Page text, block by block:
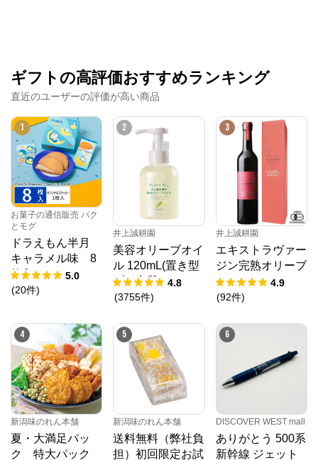
ギフトの高評価おすすめランキング
直近のユーザーの評価が高い商品
1
お菓子の通信販売 パク
とモグ
ドラえもん半月
キャラメル味 8
枚入
5.0
(20件)
2
井上誠耕園
美容オリーブオイ
ル 120mL(置き型
プラ容器) 4.8
(3755件)
3
井上誠耕園
エキストラヴァー
ジン完熟オリーブ
オイル 450g4.9
(92件)
4
新潟味のれん本舗
夏・大満足パッ
ク 特大パック
5
新潟味のれん本舗
送料無料（弊社負
担）初回限定お試
6
DISCOVER WEST mall
ありがとう 500系
新幹線 ジェット